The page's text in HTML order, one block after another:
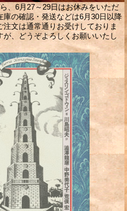
6月27～29日はお休みをいただ
庫の確認・発送などは6月30日以降
文は通常通りお受けしておりま
、どうぞよろしくお願いいたし